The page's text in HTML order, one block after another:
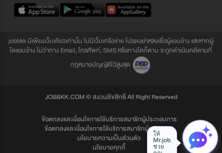
jobbkk มีเพียงเว็บเดียวเท่านั้น ไม่มีเว็บเครือข่าย โปรดอย่าหลงเชื่อผู้แอบอ้าง และหากผู้
ใดแอบอ้าง ไม่ว่าทาง Email, โทรศัพท์, SMS หรือทางใดก็ตาม จะถูกดำเนินคดีตามที่
กฎหมายบัญญัติไว้สูงสุด
JOBBKK.COM © สงวนลิขสิทธิ์ All Right Reserved
ข้อตกลงและเงื่อนไขการใช้บริการสมาชิกผู้ประกอบการ
ข้อตกลงและเงื่อนไขการใช้บริการสมาชิกผู้สมัครงาน
นโยบายความเป็นส่วนตัว
นโยบายคุกกี้